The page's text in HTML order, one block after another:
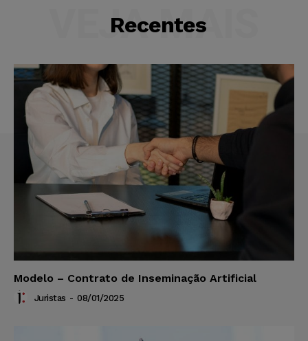
Recentes
VEJA MAIS
Modelo – Contrato de Inseminação Artificial
Juristas - 08/01/2025